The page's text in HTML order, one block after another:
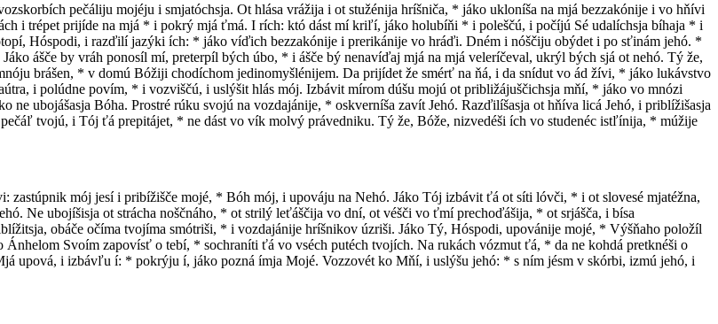
pečáliju mojéju i smjatóchsja. Ot hlása vrážija i ot stužénija hríšniča, * jáko ukloníša na mjá bezzakónije i vo hňívi
i trépet prijíde na mjá * i pokrý mjá ťmá. I rích: któ dást mí kriľí, jáko holubíňi * i poleščú, i počíjú Sé udalíchsja bíhaja * i
Hóspodi, i razďilí jazýki ích: * jáko víďich bezzakónije i prerikánije vo hráďi. Dném i nóščiju obýdet i po sťinám jehó. *
ášče by vráh ponosíl mí, preterpíl bých úbo, * i ášče bý nenavíďaj mjá na mjá veleríčeval, ukrýl bých sjá ot nehó. Tý že,
brášen, * v domú Bóžiji chodíchom jedinomyšlénijem. Da prijídet že smérť na ňá, i da snídut vo ád žívi, * jáko lukávstvo
i polúdne povím, * i vozviščú, i uslýšit hlás mój. Izbávit mírom dúšu mojú ot približájuščichsja mňí, * jáko vo mnózi
ubojášasja Bóha. Prostré rúku svojú na vozdajánije, * oskverníša zavít Jehó. Razďilíšasja ot hňíva licá Jehó, i priblížišasja
tvojú, i Tój ťá prepitájet, * ne dást vo vík molvý právedniku. Tý že, Bóže, nizvedéši ích vo studenéc istľínija, * múžije
mój jesí i pribížišče mojé, * Bóh mój, i upováju na Nehó. Jáko Tój izbávit ťá ot síti lóvči, * i ot slovesé mjatéžna,
Ne ubojíšisja ot strácha noščnáho, * ot strilý leťáščija vo dní, ot véšči vo ťmí prechoďášija, * ot srjášča, i bísa
obáče očíma tvojíma smótriši, * i vozdajánije hríšnikov úzriši. Jáko Tý, Hóspodi, upovánije mojé, * Výšňaho položíl
Svoím zapovísť o tebí, * sochraníti ťá vo vséch putéch tvojích. Na rukách vózmut ťá, * da ne kohdá pretknéši o
upová, i izbávľu í: * pokrýju í, jáko pozná ímja Mojé. Vozzovét ko Mňí, i uslýšu jehó: * s ním jésm v skórbi, izmú jehó, i